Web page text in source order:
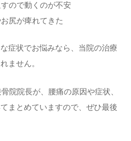
ので動くのが不安
尻が痺れてきた
症状でお悩みなら、当院の治療
ません。
院院長が、腰痛の原因や症状、
まとめていますので、ぜひ最後